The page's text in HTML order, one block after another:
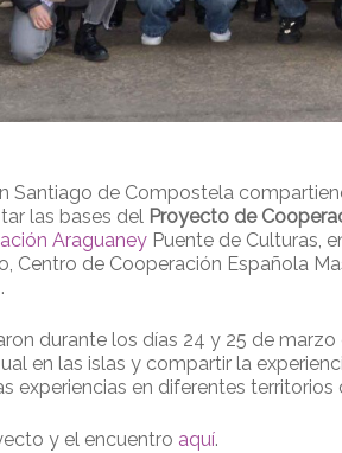
Santiago de Compostela
las bases del Proyecto de
Araguaney Puente de Culturas,
Centro de Cooperación Española
durante los días 24 y 25 de
en las islas y compartir la
experiencias en diferentes
y el encuentro aquí.